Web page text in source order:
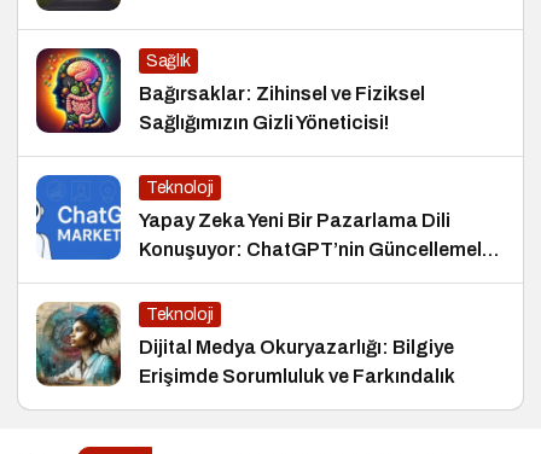
Sağlık
Bağırsaklar: Zihinsel ve Fiziksel
Sağlığımızın Gizli Yöneticisi!
Teknoloji
Yapay Zeka Yeni Bir Pazarlama Dili
Konuşuyor: ChatGPT’nin Güncellemeleri
ve Markalara Yönelik Fırsatlar
Teknoloji
Dijital Medya Okuryazarlığı: Bilgiye
Erişimde Sorumluluk ve Farkındalık